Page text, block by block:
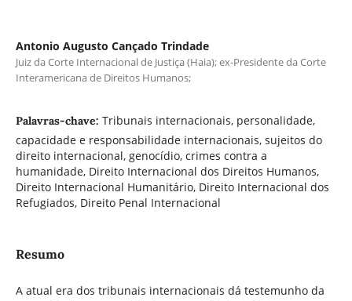
Antonio Augusto Cançado Trindade
Juiz da Corte Internacional de Justiça (Haia); ex-Presidente da Corte
Interamericana de Direitos Humanos;
Palavras-chave: Tribunais internacionais, personalidade,
capacidade e responsabilidade internacionais, sujeitos do
direito internacional, genocídio, crimes contra a
humanidade, Direito Internacional dos Direitos Humanos,
Direito Internacional Humanitário, Direito Internacional dos
Refugiados, Direito Penal Internacional
Resumo
A atual era dos tribunais internacionais dá testemunho da